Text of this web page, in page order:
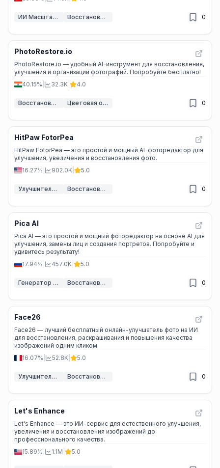
ИИ Масштабировщик Изображений Восстановление фотографий с помощью ИИ 0
PhotoRestore.io
PhotoRestore.io — удобный AI-инструмент для восстановления,
улучшения и организации фотографий. Попробуйте бесплатно!
40.15%
32.3K 4.0
Восстановление фотографий с помощью ИИ Цветовая обработка ИИ 0
HitPaw FotorPea
HitPaw FotorPea — это простой и мощный AI-фоторедактор для
улучшения, увеличения и восстановления фото.
16.27%
902.0K 5.0
Улучшитель изображений ИИ Восстановление фотографий с помощью ИИ 0
Pica AI
Pica AI — это простой и мощный фоторедактор на основе AI для
улучшения, замены лиц и создания портретов. Попробуйте и
удивитесь результату!
17.94%
457.0K 5.0
Генератор портретных фотографий ИИ Восстановление фотографий с помощью ИИ 0
Face26
Face26 — лучший бесплатный онлайн-улучшатель фото на ИИ
для восстановления, раскрашивания и повышения качества
изображений одним кликом.
16.07%
52.8K 5.0
Улучшитель изображений ИИ Восстановление фотографий с помощью ИИ 0
Let's Enhance
Let's Enhance — это ИИ-сервис для естественного улучшения,
увеличения и восстановления изображений до
профессионального качества.
15.89%
1.1M 5.0